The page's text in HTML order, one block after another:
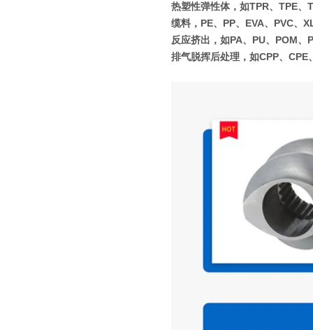
热塑性弹性体，如TPR、TPE、
缆料，PE、PP、EVA、PVC、
反应挤出，如PA、PU、POM、
排气脱挥后处理，如CPP、